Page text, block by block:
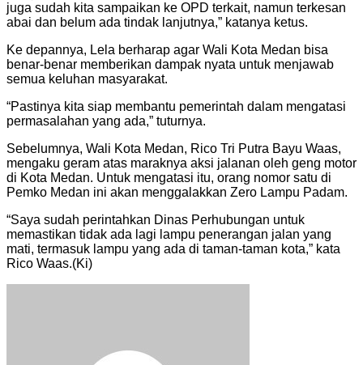
juga sudah kita sampaikan ke OPD terkait, namun terkesan
abai dan belum ada tindak lanjutnya,” katanya ketus.
Ke depannya, Lela berharap agar Wali Kota Medan bisa
benar-benar memberikan dampak nyata untuk menjawab
semua keluhan masyarakat.
“Pastinya kita siap membantu pemerintah dalam mengatasi
permasalahan yang ada,” tuturnya.
Sebelumnya, Wali Kota Medan, Rico Tri Putra Bayu Waas,
mengaku geram atas maraknya aksi jalanan oleh geng motor
di Kota Medan. Untuk mengatasi itu, orang nomor satu di
Pemko Medan ini akan menggalakkan Zero Lampu Padam.
“Saya sudah perintahkan Dinas Perhubungan untuk
memastikan tidak ada lagi lampu penerangan jalan yang
mati, termasuk lampu yang ada di taman-taman kota,” kata
Rico Waas.(Ki)